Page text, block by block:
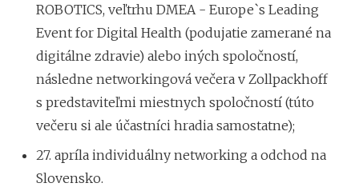
ROBOTICS, veľtrhu DMEA - Europe`s Leading
Event for Digital Health (podujatie zamerané na
digitálne zdravie) alebo iných spoločností,
následne networkingová večera v Zollpackhoff
s predstaviteľmi miestnych spoločností (túto
večeru si ale účastníci hradia samostatne);
27. apríla individuálny networking a odchod na
Slovensko.